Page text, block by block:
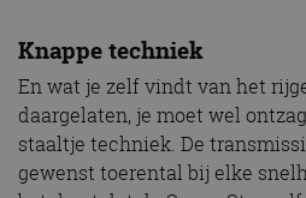
Knappe techniek
En wat je zelf vindt van het
daargelaten, je moet wel
staaltje techniek. De
gewenst toerental bij elke